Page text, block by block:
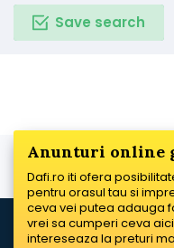
Save search
Anunturi online
Dafi.ro iti ofera
pentru orasul tau si
ceva vei putea adauga
vrei sa cumperi ceva
intereseaza la preturi